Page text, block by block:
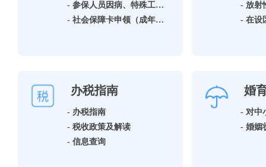
- 参保人员因病、特殊工种提前退休领取基本养老保险待遇资格确认
- 社会保障卡申领（成年人）
办税指南
- 办税指南
- 税收政策及解读
- 信息查询
婚